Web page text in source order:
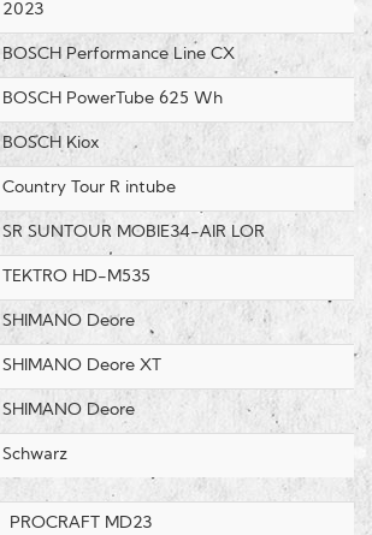
2023
BOSCH Performance Line CX
BOSCH PowerTube 625 Wh
BOSCH Kiox
Country Tour R intube
SR SUNTOUR MOBIE34-AIR LOR
TEKTRO HD-M535
SHIMANO Deore
SHIMANO Deore XT
SHIMANO Deore
Schwarz
PROCRAFT MD23